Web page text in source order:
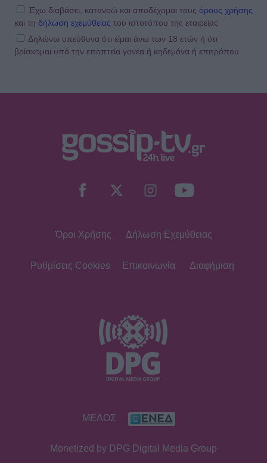
Έχω διαβάσει, κατανοώ και αποδέχομαι τους όρους χρήσης
και τη δήλωση εχεμύθειας του ιστοτόπου της εταιρείας
Δηλώνω υπεύθυνα ότι είμαι άνω των 18 ετών ή ότι
βρίσκομαι υπό την εποπτεία γονέα ή κηδεμόνα ή επιτρόπου
Όροι Χρήσης Δήλωση Εχεμύθειας
Ρυθμίσεις Cookies Επικοινωνία Διαφήμιση
ΜΕΛΟΣ
Monetized by DPG Digital Media Group